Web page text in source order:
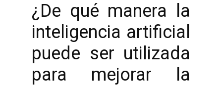
¿De qué manera la
inteligencia artificial
puede ser utilizada
para mejorar la